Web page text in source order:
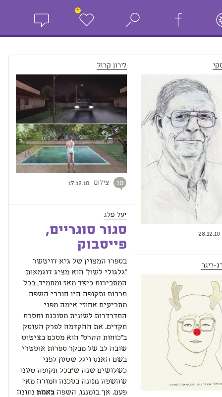
+
28.12.10
ריגר
לירון קרול
10 צילום 17.12.10
יעל פלג
סגור סוגריים,
פייסבוק
בספרו המצוין של גיא דויטשר
"גלגולי לשון" הוא מציג דוגמאות
המסבירות כיצד מאז ומתמיד, בכל
תרבות ותקופה היו חובבי השפה
מתריעים אחוזי אימה מפני
התדרדרות לשונית מסוכנת וחסרת
תקדים. את ההקדמה לפרק העוסק
ב"כוחות ההרס" הוא מסכם בציטוט
שובה לב של מבקר ספרות אוסטרי
בשם האנס ויגל שטען לפני
כשלושים שנה ש"בכל תקופה טענו
שהשפה נתונה בסכנה חמורה מאי
פעם. אך בזמננו, השפה באמת נתונה